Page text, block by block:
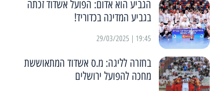
הגביע הוא אדום: הפועל אשדוד זכתה
בגביע המדינה בכדוריד!
19:45 | 29/03/2025
בחזרה לליגה: מ.ס אשדוד המתאוששת
מחכה להפועל ירושלים